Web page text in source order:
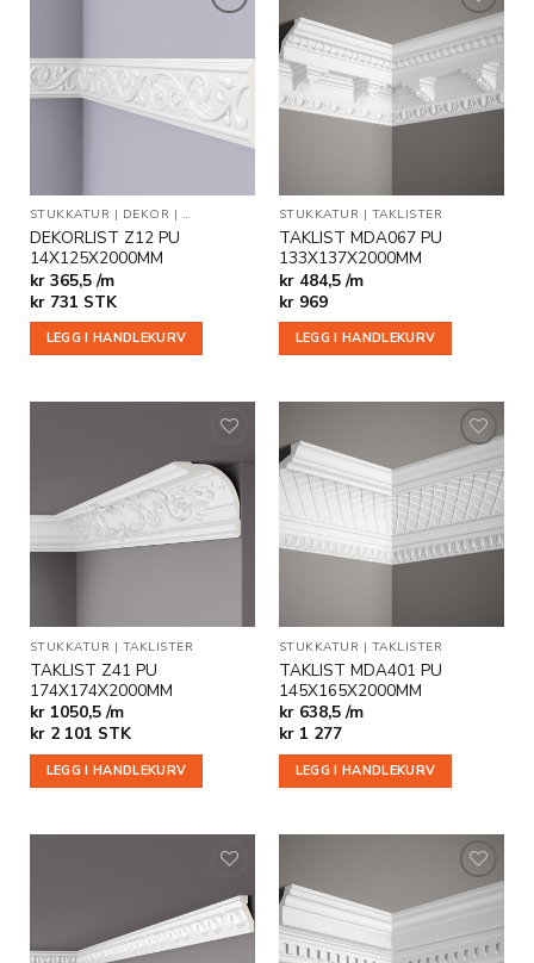
i
ønskeliste
STUKKATUR | DEKOR | VEGG- OG DEKORLISTER
DEKORLIST Z12 PU
14X125X2000MM
kr 365,5 /m
kr731 STK
LEGG I HANDLEKURV
Legg til
i
ønskeliste
STUKKATUR | TAKLISTER
TAKLIST MDA067 PU
133X137X2000MM
kr 484,5 /m
kr969
LEGG I HANDLEKURV
Legg til
i
ønskeliste
STUKKATUR | TAKLISTER
TAKLIST Z41 PU
174X174X2000MM
kr 1050,5 /m
kr2 101 STK
LEGG I HANDLEKURV
Legg til
i
ønskeliste
STUKKATUR | TAKLISTER
TAKLIST MDA401 PU
145X165X2000MM
kr 638,5 /m
kr1 277
LEGG I HANDLEKURV
Legg til
i
ønskeliste
i
ønskeliste